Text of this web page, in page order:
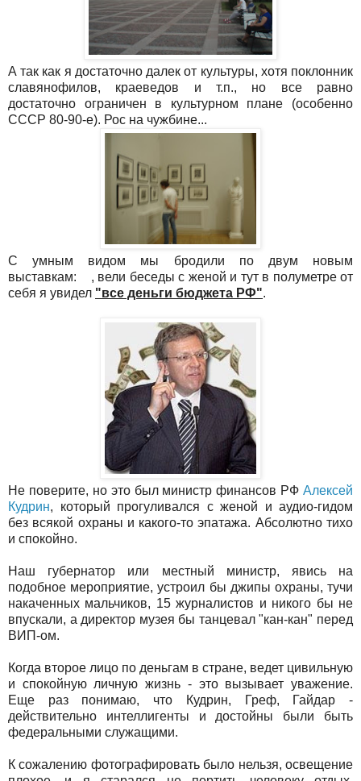
А так как я достаточно далек от культуры, хотя поклонник
славянофилов, краеведов и т.п., но все равно
достаточно ограничен в культурном плане (особенно
СССР 80-90-е). Рос на чужбине...
С умным видом мы бродили по двум новым
выставкам: , вели беседы с женой и тут в полуметре от
себя я увидел "все деньги бюджета РФ".
Не поверите, но это был министр финансов РФ Алексей
Кудрин, который прогуливался с женой и аудио-гидом
без всякой охраны и какого-то эпатажа. Абсолютно тихо
и спокойно.
Наш губернатор или местный министр, явись на
подобное мероприятие, устроил бы джипы охраны, тучи
накаченных мальчиков, 15 журналистов и никого бы не
впускали, а директор музея бы танцевал "кан-кан" перед
ВИП-ом.
Когда второе лицо по деньгам в стране, ведет цивильную
и спокойную личную жизнь - это вызывает уважение.
Еще раз понимаю, что Кудрин, Греф, Гайдар -
действительно интеллигенты и достойны были быть
федеральными служащими.
К сожалению фотографировать было нельзя, освещение